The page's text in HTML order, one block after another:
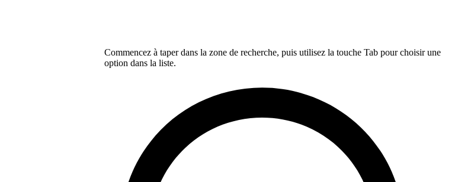
Commencez à taper dans la zone de recherche, puis utilisez la touche Tab pour choisir une
option dans la liste.